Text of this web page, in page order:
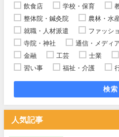
飲食店
学校・保育
整体院・鍼灸院
農林・水
就職・人材派遣
ファッシ
寺院・神社
通信・メディ
金融
工芸 士業
習い事
福祉・介護
検索
人気記事